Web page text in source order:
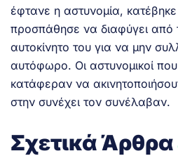
έφτανε η αστυνομία, κατέβηκε
προσπάθησε να διαφύγει από
αυτοκίνητο του για να μην
αυτόφωρο. Οι αστυνομικοί
κατάφεραν να
στην συνέχει τον συνέλαβαν.
Σχετικά Άρθρα